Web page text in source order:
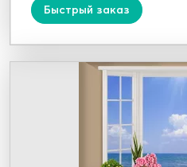
Быстрый заказ